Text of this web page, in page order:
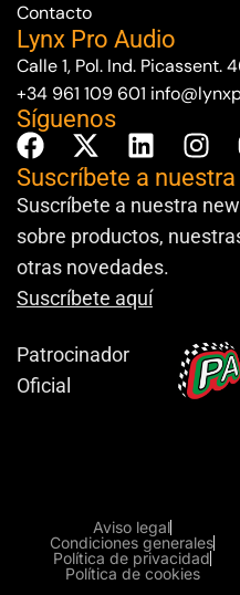
Contacto
Lynx Pro Audio
Calle 1, Pol. Ind. Picassent.
+34 961 109 601
Síguenos
Suscríbete a
Suscríbete a nuestra
sobre productos,
otras novedades.
Suscríbete aquí
Patrocinador
Oficial
Aviso legal
Condiciones generales
Política de privacidad
Política de cookies